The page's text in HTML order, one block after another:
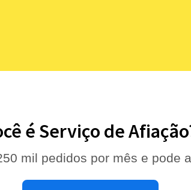
é Serviço de
mil pedidos por mês e pode